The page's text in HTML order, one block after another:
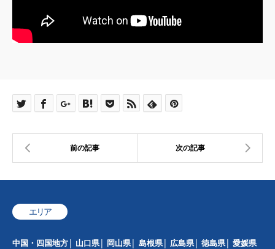
エリア
中国・四国地方 山口県 岡山県 島根県 広島県 徳島県
愛媛県